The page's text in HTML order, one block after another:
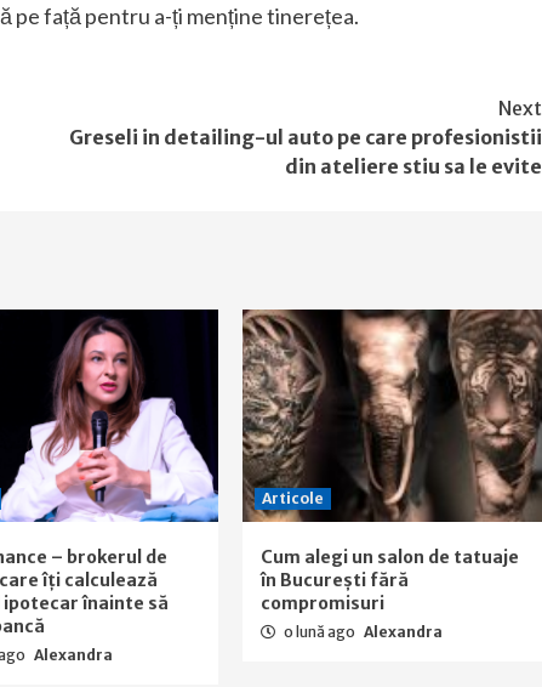
pe față pentru a-ți menține tinerețea.
Next
Greseli in detailing-ul auto pe care profesionistii
din ateliere stiu sa le evite
– brokerul de
îți calculează
înainte să
Alexandra
Articole
Cum alegi un salon de tatuaje
în București fără
compromisuri
o lună ago Alexandra